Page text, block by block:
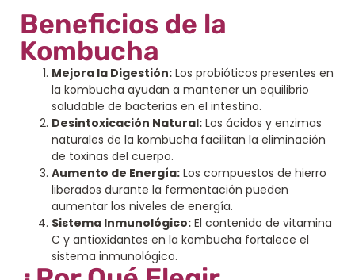
Beneficios de la
Kombucha
Mejora la Digestión: Los probióticos presentes en
la kombucha ayudan a mantener un equilibrio
saludable de bacterias en el intestino.
Desintoxicación Natural: Los ácidos y enzimas
naturales de la kombucha facilitan la eliminación
de toxinas del cuerpo.
Aumento de Energía: Los compuestos de hierro
liberados durante la fermentación pueden
aumentar los niveles de energía.
Sistema Inmunológico: El contenido de vitamina
C y antioxidantes en la kombucha fortalece el
sistema inmunológico.